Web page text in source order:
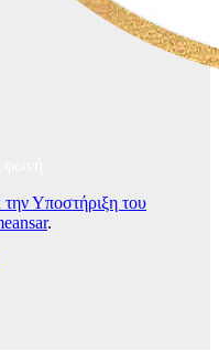
Υποστήριξη του
.